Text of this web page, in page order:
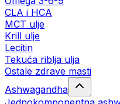
CLA i HCA
MCT ulje
Krill ulje
Lecitin
Tekuća riblja ulja
Ostale zdrave masti
Ashwagandha